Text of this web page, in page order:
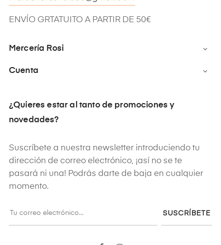
ENVÍO GRTATUITO A PARTIR DE 50€
Mercería Rosi 
Cuenta 
¿Quieres estar al tanto de promociones y
novedades?
Suscríbete a nuestra newsletter introduciendo tu
dirección de correo electrónico, ¡así no se te
pasará ni una! Podrás darte de baja en cualquier
momento.
SUSCRÍBETE